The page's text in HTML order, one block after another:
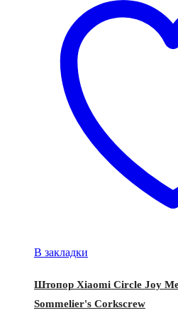
В закладки
Штопор Xiaomi Circle Joy
Sommelier's Corkscrew